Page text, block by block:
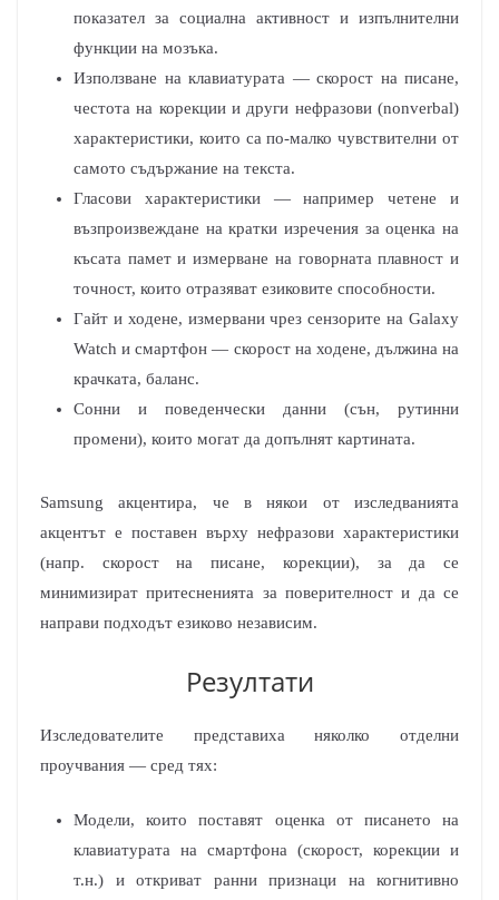
показател за социална активност и изпълнителни
функции на мозъка.
Използване на клавиатурата — скорост на писане,
честота на корекции и други нефразови (nonverbal)
характеристики, които са по-малко чувствителни от
самото съдържание на текста.
Гласови характеристики — например четене и
възпроизвеждане на кратки изречения за оценка на
късата памет и измерване на говорната плавност и
точност, които отразяват езиковите способности.
Гайт и ходене, измервани чрез сензорите на Galaxy
Watch и смартфон — скорост на ходене, дължина на
крачката, баланс.
Сонни и поведенчески данни (сън, рутинни
промени), които могат да допълнят картината.
Samsung акцентира, че в някои от изследванията
акцентът е поставен върху нефразови характеристики
(напр. скорост на писане, корекции), за да се
минимизират притесненията за поверителност и да се
направи подходът езиково независим.
Резултати
Изследователите представиха няколко отделни
проучвания — сред тях:
Модели, които поставят оценка от писането на
клавиатурата на смартфона (скорост, корекции и
т.н.) и откриват ранни признаци на когнитивно